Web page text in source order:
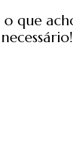
que